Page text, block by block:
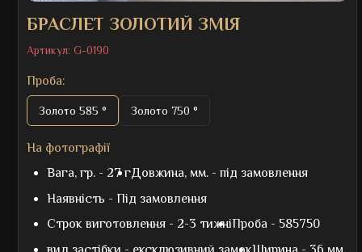
БРАСЛЕТ ЗОЛОТИЙ ЗМІЯ
Артикул: G-0190
Проба:
Золото 585 ° Золото 750 °
На фотографії
Вага, гр. - 27 гДовжина, мм. - під замовлення
Наявність - Під замовлення
Строк виготовлення - 2-3 тижніПроба - 585750